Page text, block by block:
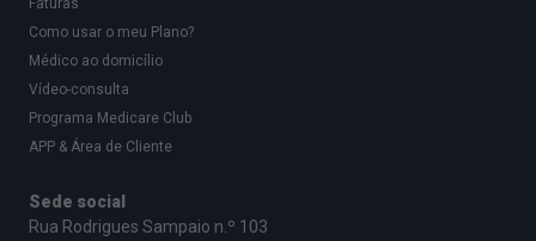
Faturas
Como usar o meu Plano?
Médico ao domicílio
Vídeo-consulta
Programa Medicare Club
APP & Área de Cliente
Sede social
Rua Rodrigues Sampaio n.º 103